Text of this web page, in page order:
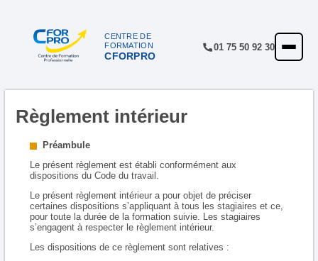
CENTRE DE
FORMATION
CFORPRO
01 75 50 92 30
ACCUEIL
QUALITÉ
FINANCEMENT
RÉFÉRENCES
Règlement intérieur
Préambule
Le présent règlement est établi conformément aux
dispositions du Code du travail.
Le présent règlement intérieur a pour objet de préciser
certaines dispositions s’appliquant à tous les stagiaires et ce,
pour toute la durée de la formation suivie. Les stagiaires
s’engagent à respecter le règlement intérieur.
Les dispositions de ce règlement sont relatives :